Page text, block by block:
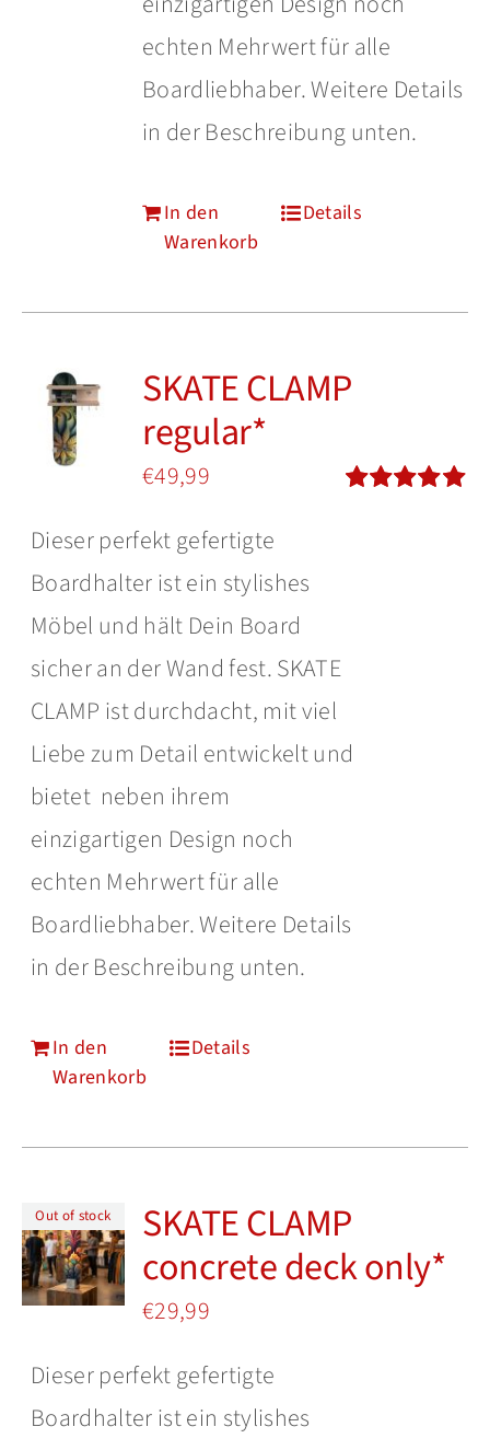
echten Mehrwert für alle
Boardliebhaber. Weitere Details
in der Beschreibung unten.
In den
Warenkorb
Details
SKATE CLAMP
regular*
€49,99
Dieser perfekt gefertigte
Boardhalter ist ein stylishes
Möbel und hält Dein Board
sicher an der Wand fest. SKATE
CLAMP ist durchdacht, mit viel
Liebe zum Detail entwickelt und
bietet neben ihrem
einzigartigen Design noch
echten Mehrwert für alle
Boardliebhaber. Weitere Details
in der Beschreibung unten.
In den
Warenkorb
Details
Out of stock
SKATE CLAMP
concrete deck only*
€29,99
Dieser perfekt gefertigte
Boardhalter ist ein stylishes